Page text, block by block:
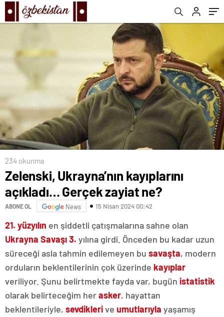
234 okunma
Zelenski, Ukrayna’nın kayıplarını
açıkladı… Gerçek zayiat ne?
ABONE OL News 15 Nisan 2024 00:42
21. yüzyılın en şiddetli çatışmalarına sahne olan
Ukrayna Savaşı 3. yılına girdi. Önceden bu kadar uzun
süreceği asla tahmin edilemeyen bu savaşta, modern
orduların beklentilerinin çok üzerinde kayıplar
veriliyor. Şunu belirtmekte fayda var, bugün istatistik
olarak belirteceğim herasker, hayattan
beklentileriyle, sevdiklerive umutlarıyla yaşamış